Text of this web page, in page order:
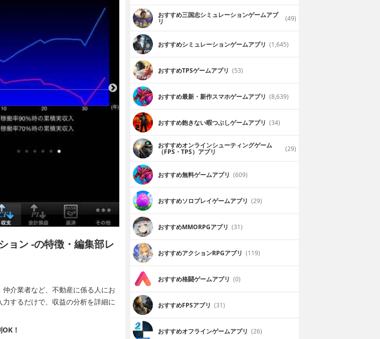
ョン -の特徴・編集部レ
介業者など、不動産に係る人にお
するだけで、収益の分析を詳細に
！
おすすめ三国志シミュレーションゲームアプ
リ (49)
おすすめシミュレーションゲームアプリ (1,645)
おすすめTPSゲームアプリ (53)
おすすめ最新・新作スマホゲームアプリ (8,639)
おすすめ飽きない暇つぶしゲームアプリ (34)
おすすめオンラインシューティングゲーム
（FPS・TPS）アプリ (29)
おすすめ無料ゲームアプリ (609)
おすすめソロプレイゲームアプリ (29)
おすすめ MMORPGアプリ (31)
おすすめアクションRPGアプリ (119)
おすすめ格闘ゲームアプリ (0)
おすすめFPSアプリ (31)
おすすめオフラインゲームアプリ (26)